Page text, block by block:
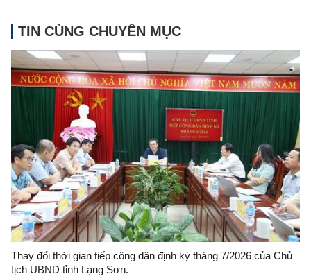
TIN CÙNG CHUYÊN MỤC
Thay đổi thời gian tiếp công dân định kỳ tháng 7/2026 của Chủ
tịch UBND tỉnh Lạng Sơn.